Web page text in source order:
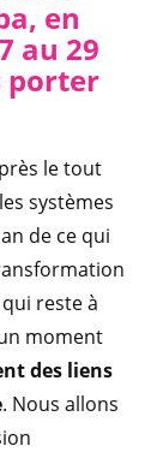
en
au 29
porter
le tout
systèmes
de ce qui
reste à
moment
des liens
. Nous allons